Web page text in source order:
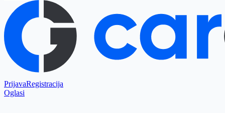
PrijavaRegistracija
Oglasi